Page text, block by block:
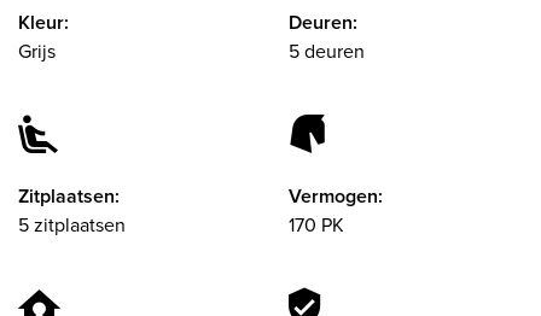
Kleur:
Grijs
Deuren:
5 deuren
Zitplaatsen:
5 zitplaatsen
Vermogen:
170 PK